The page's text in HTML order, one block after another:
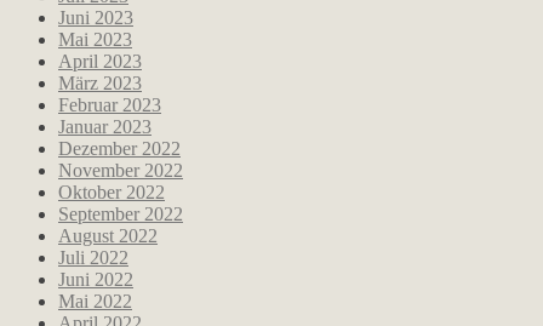
Juni 2023
Mai 2023
April 2023
März 2023
Februar 2023
Januar 2023
Dezember 2022
November 2022
Oktober 2022
September 2022
August 2022
Juli 2022
Juni 2022
Mai 2022